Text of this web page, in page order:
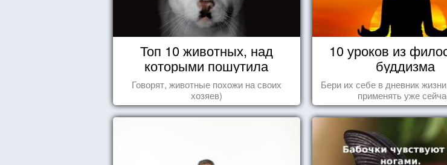
Топ 10 животных, над
которыми пошутила
природа
Говорят, животные похожи на своих
хозяев)
10 уроков из
буддизма
Бери их себе в дневник
применять уже